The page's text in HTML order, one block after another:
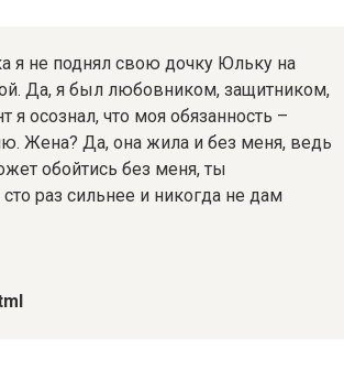
я не поднял свою дочку Юльку на
Да, я был любовником, защитником,
осознал, что моя обязанность –
Жена? Да, она жила и без меня, ведь
обойтись без меня, ты
раз сильнее и никогда не дам